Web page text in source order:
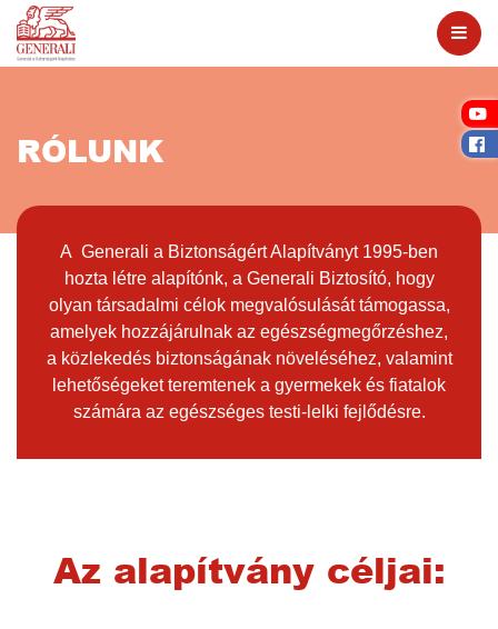
RÓLUNK
A Generali a Biztonságért Alapítványt 1995-ben
hozta létre alapítónk, a Generali Biztosító, hogy
olyan társadalmi célok megvalósulását támogassa,
amelyek hozzájárulnak az egészségmegőrzéshez,
a közlekedés biztonságának növeléséhez, valamint
lehetőségeket teremtenek a gyermekek és fiatalok
számára az egészséges testi-lelki fejlődésre.
Az alapítvány céljai: